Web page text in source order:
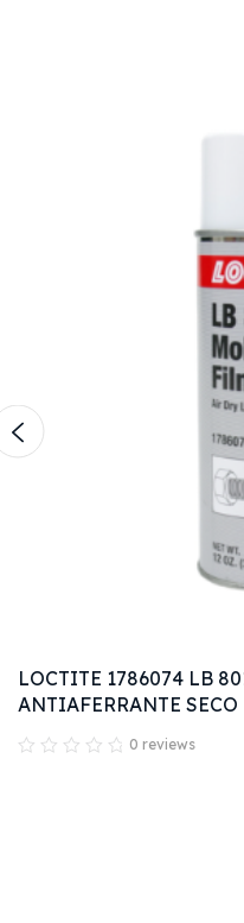
LOCTITE 1786074 LB
ANTIAFERRANTE
0 reviews